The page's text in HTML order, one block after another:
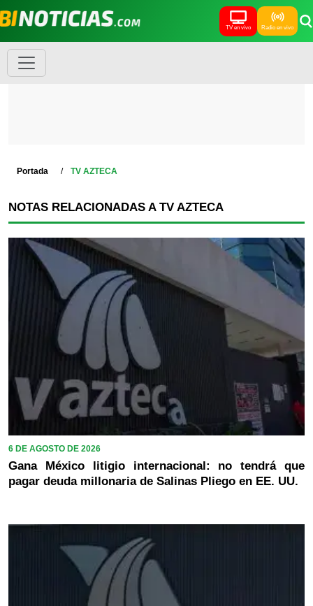
TV en vivo Radio en vivo
Portada TV AZTECA
NOTAS RELACIONADAS A TV AZTECA
6 DE AGOSTO DE 2026
Gana México litigio internacional: no tendrá que
pagar deuda millonaria de Salinas Pliego en EE. UU.